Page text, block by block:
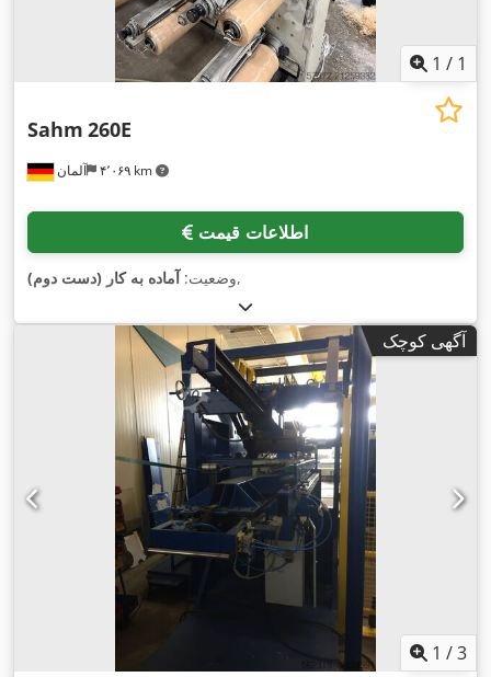
1 / 1
آلمان ۴٬۰۶۹ km
Sahm 260E
اطلاعات قیمت
وضعیت:آماده به کار (دست دوم) ,
آگهی کوچک
1 /3